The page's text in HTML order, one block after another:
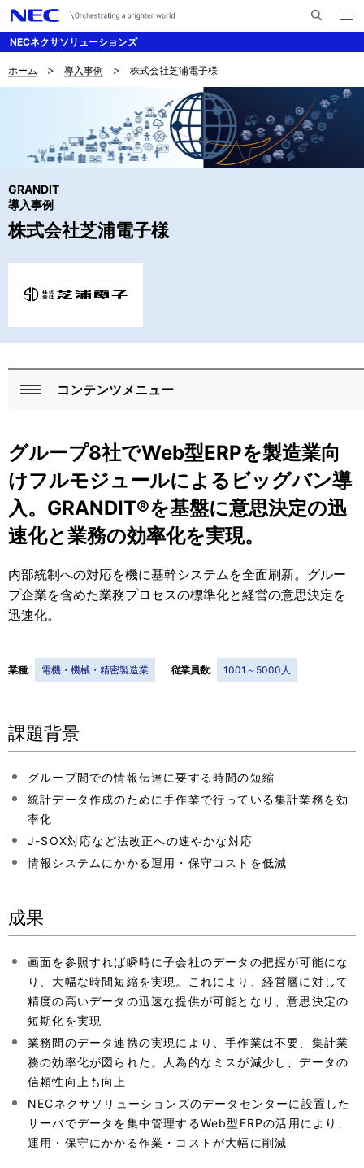
NECネクサソリューションズ
検
索
メ
ニ
く
ナ
シ
ョ
ン
サ
の
現
ホーム 導入事例 株式会社芝浦電子様
GRANDIT
導入事例
株式会社芝浦電子様
ロ
カ
ル
ナ
ビ
ゲ
ー
ョ
る
コンテンツメニュー
グループ8社でWeb型ERPを製造業向
けフルモジュールによるビッグバン導
入。GRANDIT®を基盤に意思決定の迅
速化と業務の効率化を実現。
内部統制への対応を機に基幹システムを全面刷新。グルー
プ企業を含めた業務プロセスの標準化と経営の意思決定を
迅速化。
業種: 電機・機械・精密製造業 従業員数: 1001～5000人
課題背景
グループ間での情報伝達に要する時間の短縮
統計データ作成のために手作業で行っている集計業務を効
率化
J-SOX対応など法改正への速やかな対応
情報システムにかかる運用・保守コストを低減
成果
画面を参照すれば瞬時に子会社のデータの把握が可能にな
り、大幅な時間短縮を実現。これにより、経営層に対して
精度の高いデータの迅速な提供が可能となり、意思決定の
短期化を実現
業務間のデータ連携の実現により、手作業は不要、集計業
務の効率化が図られた。人為的なミスが減少し、データの
信頼性向上も向上
NECネクサソリューションズのデータセンターに設置した
サーバでデータを集中管理するWeb型ERPの活用により、
運用・保守にかかる作業・コストが大幅に削減